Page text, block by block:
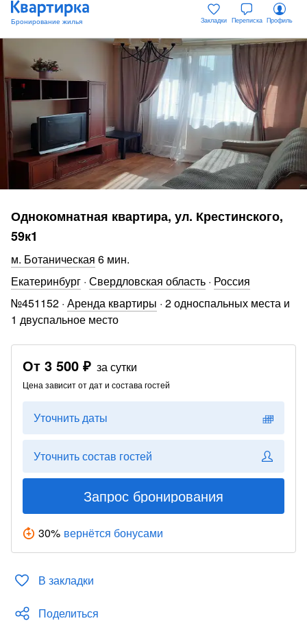
Закладки Переписка Профиль
Однокомнатная квартира, ул. Крестинского,
59к1
Ботаническая 6 мин.
Екатеринбург · Свердловская область · Россия
№451152 · Аренда квартиры · 2 односпальных места и
1 двуспальное место
От 3 500 ₽ за сутки
Цена зависит от дат и состава гостей
Уточнить даты
Уточнить состав гостей
Запрос бронирования
30% вернётся бонусами
В закладки
Поделиться